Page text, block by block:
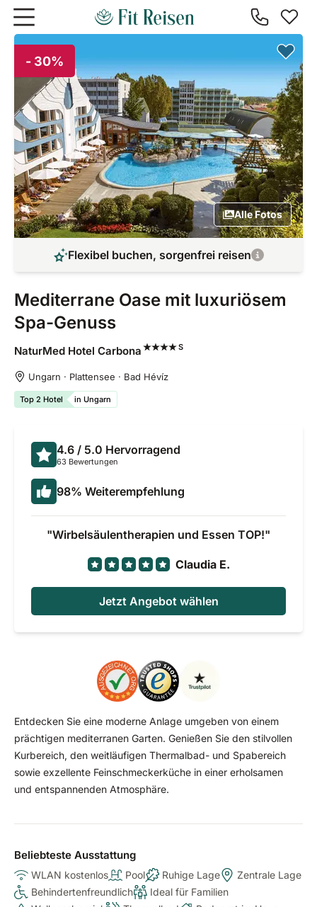
Zum Hauptinhalt springen
- 30%
Alle Fotos
Flexibel buchen, sorgenfrei reisen
Mediterrane Oase mit luxuriösem
Spa-Genuss
NaturMed Hotel Carbona S
Ungarn · Plattensee · Bad Hévíz
Top 2 Hotel in Ungarn
4.6 / 5.0 Hervorragend
63 Bewertungen
98% Weiterempfehlung
Wirbelsäulentherapien und Essen TOP!
Claudia E.
Jetzt Angebot wählen
Entdecken Sie eine moderne Anlage umgeben von einem
prächtigen mediterranen Garten. Genießen Sie den stilvollen
Kurbereich, den weitläufigen Thermalbad- und Spabereich
sowie exzellente Feinschmeckerküche in einer erholsamen
und entspannenden Atmosphäre.
Beliebteste Ausstattung
WLAN kostenlos Pool Ruhige Lage
Zentrale Lage
Behindertenfreundlich
Ideal für Familien